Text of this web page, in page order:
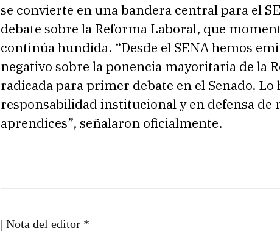
se convierte en una bandera central para el
debate sobre la Reforma Laboral, que
continúa hundida. “Desde el SENA hemos
negativo sobre la ponencia mayoritaria de la
radicada para primer debate en el Senado. Lo
responsabilidad institucional y en defensa de
aprendices”, señalaron oficialmente.
| Nota del editor *